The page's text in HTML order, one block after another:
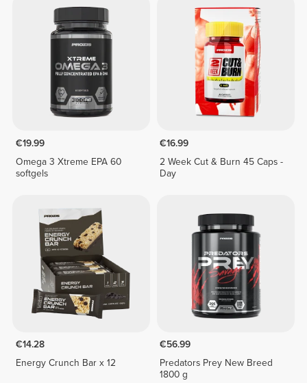
€19.99
Omega 3 Xtreme EPA 60
softgels
€16.99
2 Week Cut & Burn 45 Caps -
Day
€14.28
Energy Crunch Bar x 12
€56.99
Predators Prey New Breed
1800 g